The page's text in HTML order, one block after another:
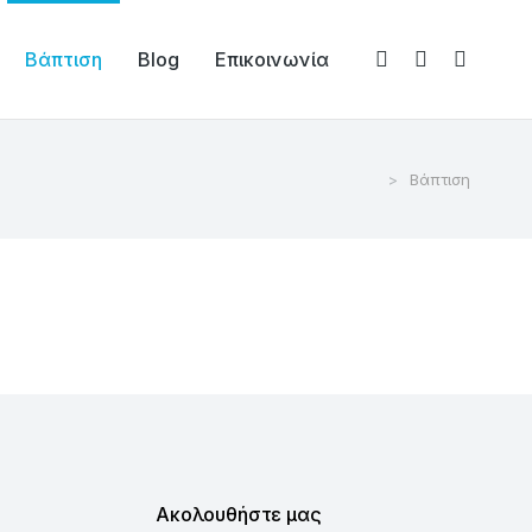
Βάπτιση Blog Επικοινωνία
Βάπτιση
Ακολουθήστε μας